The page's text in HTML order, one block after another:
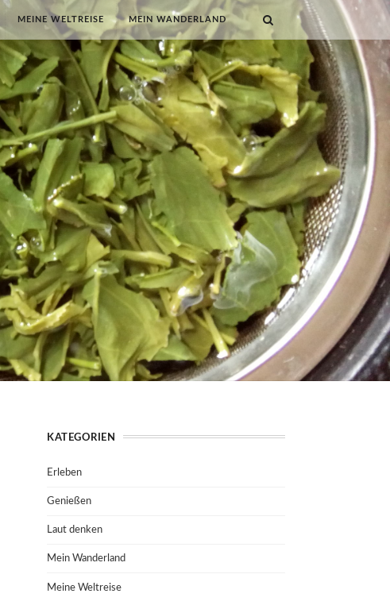
MEINE WELTREISE MEIN WANDERLAND
KATEGORIEN
Erleben
Genießen
Laut denken
Mein Wanderland
Meine Weltreise